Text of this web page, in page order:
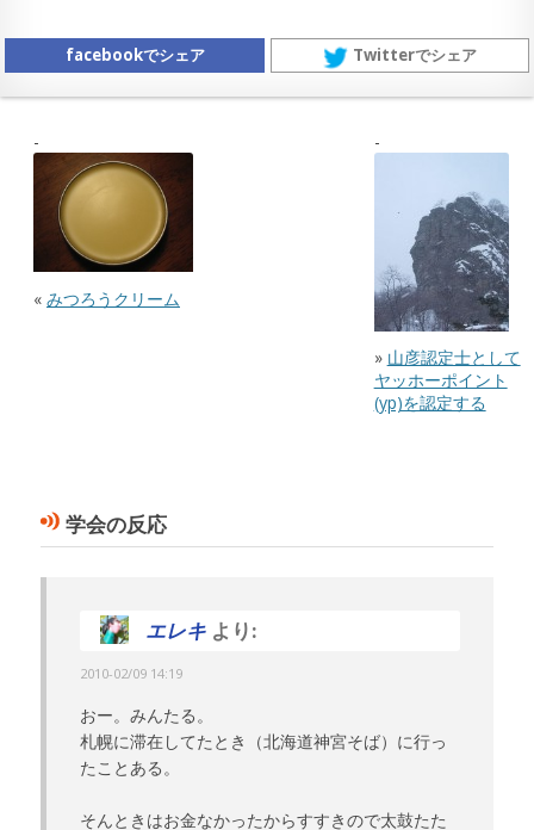
facebookでシェア Twitterでシェア
« みつろうクリーム
» 山彦認定士として
ヤッホーポイント
(yp)を認定する
学会の反応
エレキ より:
2010-02/09 14:19
おー。みんたる。
札幌に滞在してたとき（北海道神宮そば）に行っ
たことある。
そんときはお金なかったからすすきので太鼓たた